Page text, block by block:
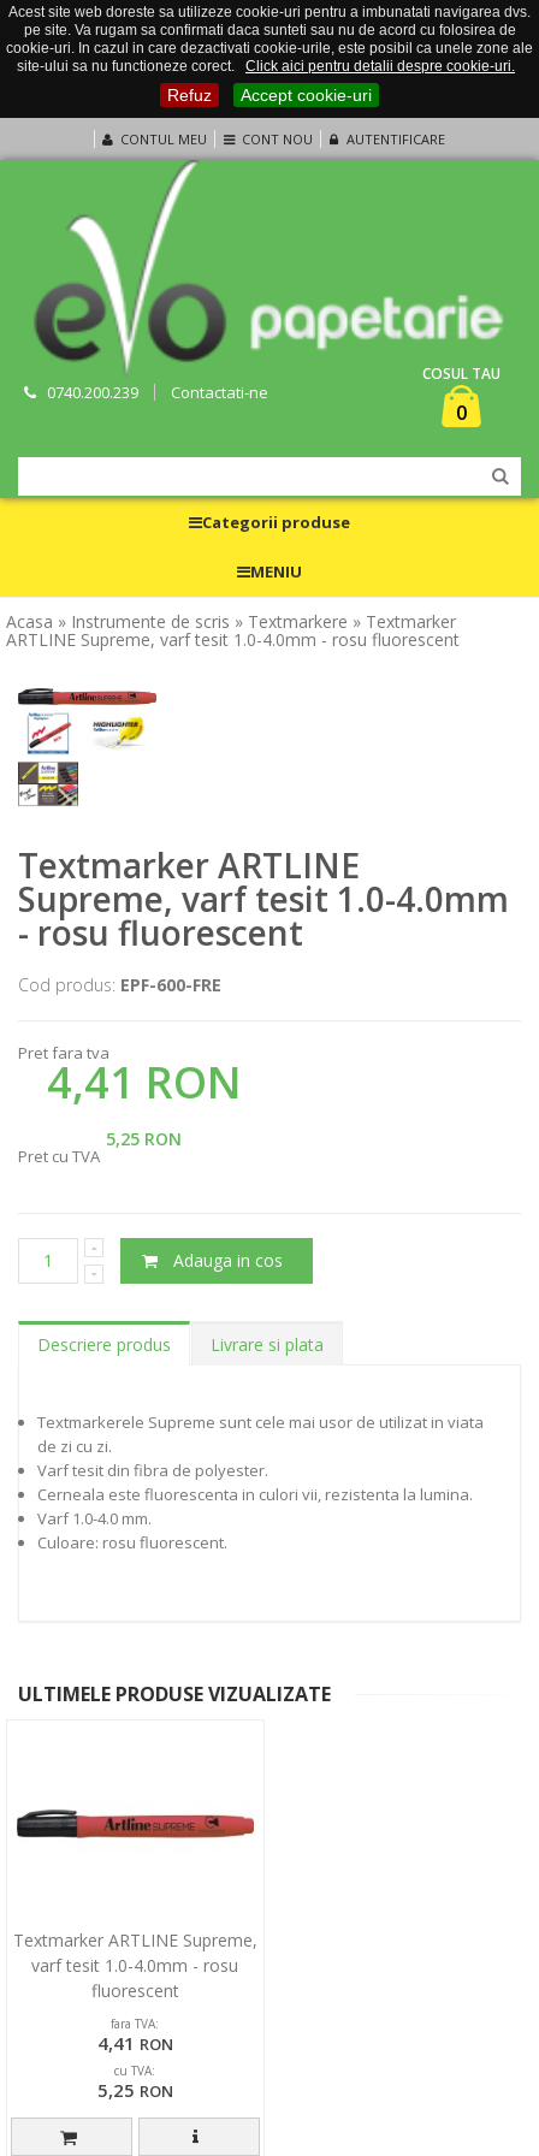
Acest site web doreste sa utilizeze cookie-uri pentru a imbunatati navigarea dvs.
pe site. Va rugam sa confirmati daca sunteti sau nu de acord cu folosirea de
cookie-uri. In cazul in care dezactivati cookie-urile, este posibil ca unele zone ale
site-ului sa nu functioneze corect.
Click aici pentru detalii despre cookie-uri.
Refuz Accept cookie-uri
CONTUL MEU CONT NOU AUTENTIFICARE
0740.200.239 Contactati-ne
COSUL TAU
0
Categorii produse
MENIU
Acasa » Instrumente de scris » Textmarkere » Textmarker
ARTLINE Supreme, varf tesit 1.0-4.0mm - rosu fluorescent
Textmarker ARTLINE
Supreme, varf tesit 1.0-4.0mm
- rosu fluorescent
Cod produs: EPF-600-FRE
Pret fara tva
4,41 RON
5,25 RON
Pret cu TVA
Adauga in cos
Descriere produs Livrare si plata
Textmarkerele Supreme sunt cele mai usor de utilizat in viata
de zi cu zi.
Varf tesit din fibra de polyester.
Cerneala este fluorescenta in culori vii, rezistenta la lumina.
Varf 1.0-4.0 mm.
Culoare: rosu fluorescent.
ULTIMELE PRODUSE VIZUALIZATE
Textmarker ARTLINE Supreme,
varf tesit 1.0-4.0mm - rosu
fluorescent
fara TVA:
4,41 RON
cu TVA:
5,25 RON